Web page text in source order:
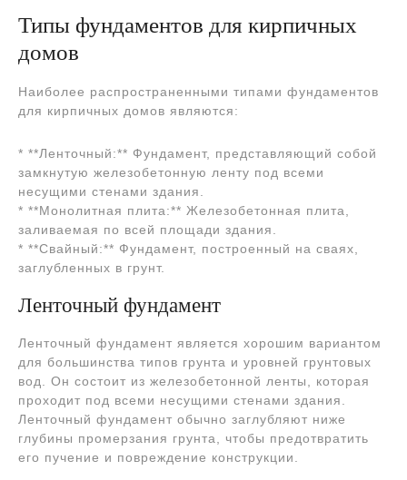
Типы фундаментов для кирпичных
домов
Наиболее распространенными типами фундаментов
для кирпичных домов являются:
* **Ленточный:** Фундамент, представляющий собой
замкнутую железобетонную ленту под всеми
несущими стенами здания.
* **Монолитная плита:** Железобетонная плита,
заливаемая по всей площади здания.
* **Свайный:** Фундамент, построенный на сваях,
заглубленных в грунт.
Ленточный фундамент
Ленточный фундамент является хорошим вариантом
для большинства типов грунта и уровней грунтовых
вод. Он состоит из железобетонной ленты, которая
проходит под всеми несущими стенами здания.
Ленточный фундамент обычно заглубляют ниже
глубины промерзания грунта, чтобы предотвратить
его пучение и повреждение конструкции.